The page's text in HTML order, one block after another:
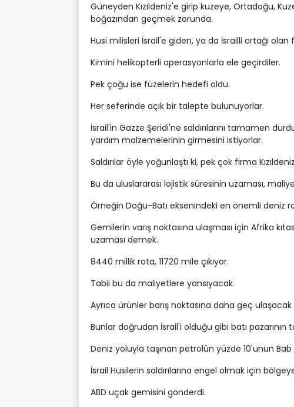
Güneyden Kızıldeniz'e girip kuzeye, Ortadoğu,
boğazından geçmek zorunda.
Husi milisleri İsrail'e giden, ya da İsrailli ortağı
Kimini helikopterli operasyonlarla ele geçirdiler.
Pek çoğu ise füzelerin hedefi oldu.
Her seferinde açık bir talepte bulunuyorlar.
İsrail'in Gazze Şeridi'ne saldırılarını tamamen
yardım malzemelerinin girmesini istiyorlar.
Saldırılar öyle yoğunlaştı ki, pek çok firma
Bu da uluslararası lojistik süresinin uzaması,
Örneğin Doğu-Batı eksenindeki en önemli deniz
Gemilerin varış noktasına ulaşması için Afrika
uzaması demek.
8440 millik rota, 11720 mile çıkıyor.
Tabii bu da maliyetlere yansıyacak.
Ayrıca ürünler barış noktasına daha geç
Bunlar doğrudan İsrail'i olduğu gibi batı pazarının
Deniz yoluyla taşınan petrolün yüzde 10'unun
İsrail Husilerin saldırılarına engel olmak için
ABD uçak gemisini gönderdi.